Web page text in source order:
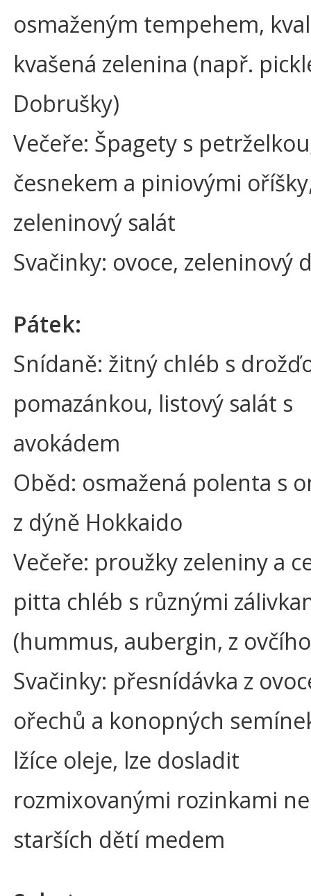
osmaženým tempehem,
kvašená zelenina (např.
Dobrušky)
Večeře: Špagety s
česnekem a piniovými
zeleninový salát
Svačinky: ovoce, zeleninový
Pátek:
Snídaně: žitný chléb s
pomazánkou, listový salát s
avokádem
Oběd: osmažená polenta s
z dýně Hokkaido
Večeře: proužky zeleniny a
pitta chléb s různými
(hummus, aubergin, z
Svačinky: přesnídávka z
ořechů a konopných
lžíce oleje, lze dosladit
rozmixovanými rozinkami
starších dětí medem